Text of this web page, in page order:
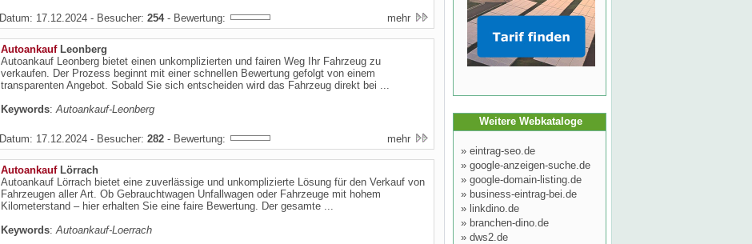
Datum: 17.12.2024 - Besucher: 254- Bewertung: mehr
AutoankaufLeonberg
Autoankauf Leonberg bietet einen unkomplizierten und fairen Weg Ihr Fahrzeug zu
verkaufen. Der Prozess beginnt mit einer schnellen Bewertung gefolgt von einem
transparenten Angebot. Sobald Sie sich entscheiden wird das Fahrzeug direkt bei ...
Keywords:Autoankauf-Leonberg
Datum: 17.12.2024 - Besucher: 282 - Bewertung: mehr
AutoankaufLörrach
Autoankauf Lörrach bietet eine zuverlässige und unkomplizierte Lösung für den Verkauf von
Fahrzeugen aller Art. Ob Gebrauchtwagen Unfallwagen oder Fahrzeuge mit hohem
Kilometerstand – hier erhalten Sie eine faire Bewertung. Der gesamte ...
Keywords:Autoankauf-Loerrach
Weitere Webkataloge
» eintrag-seo.de
» google-anzeigen-suche.de
» google-domain-listing.de
» business-eintrag-bei.de
» linkdino.de
» branchen-dino.de
» dws2.de